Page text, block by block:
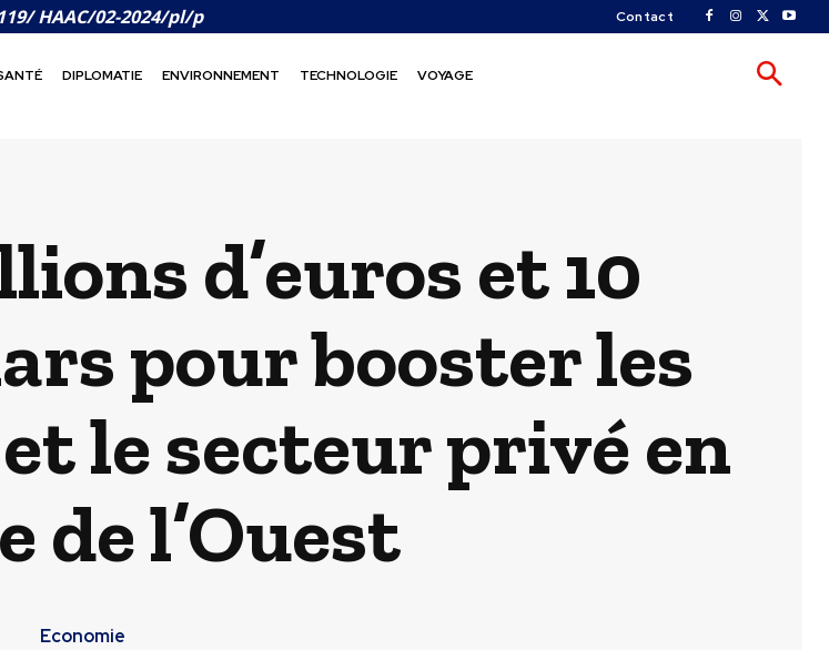
HAAC/02-2024/pl/p Contact
DIPLOMATIE ENVIRONNEMENT TECHNOLOGIE VOYAGE
d’euros et 10
pour booster les
le secteur privé en
de l’Ouest
Economie